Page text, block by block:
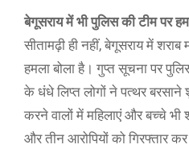
बेगूसराय में भी पुलिस की टीम पर
सीतामढ़ी ही नहीं, बेगूसराय में
हमला बोला है। गुप्त सूचना पर
के धंधे लिप्त लोगों ने पत्थर
करने वालों में महिलाएं और बच्चे
और तीन आरोपियों को गिरफ्तार कर